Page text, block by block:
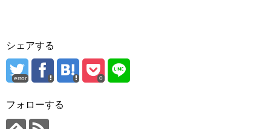
シェアする
error 0
フォローする